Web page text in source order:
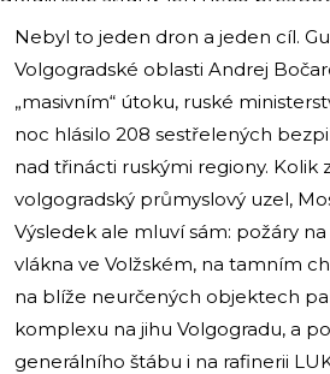
rafinerií.
proto se stala opakovaným
je nejméně devátý nebo
ukrajinské kampaně
přesný počet se
Vzorec je vždy stejný:
v řádu týdnů, další zásah.
zdokumentovaný je útok
podle agentury
Reuters
destilační kolonu
jednotku,
až dvěma pětinám celkové
zastavila provoz. Po dalším
na trhu šířily zprávy o stopce
přesný harmonogram
vyřazení z provozu
ano. A právě v tom
nejde o jeden velký
Nebyl to jeden dron a jeden cíl.
Volgogradské oblasti Andrej
„masivním“ útoku, ruské
noc hlásilo 208 sestřelených
nad třinácti ruskými regiony. Kolik
volgogradský průmyslový uzel,
Výsledek ale mluví sám: požáry
vlákna ve Volžském, na tamním
na blíže neurčených objektech
komplexu na jihu Volgogradu, a
generálního štábu i na rafinerii